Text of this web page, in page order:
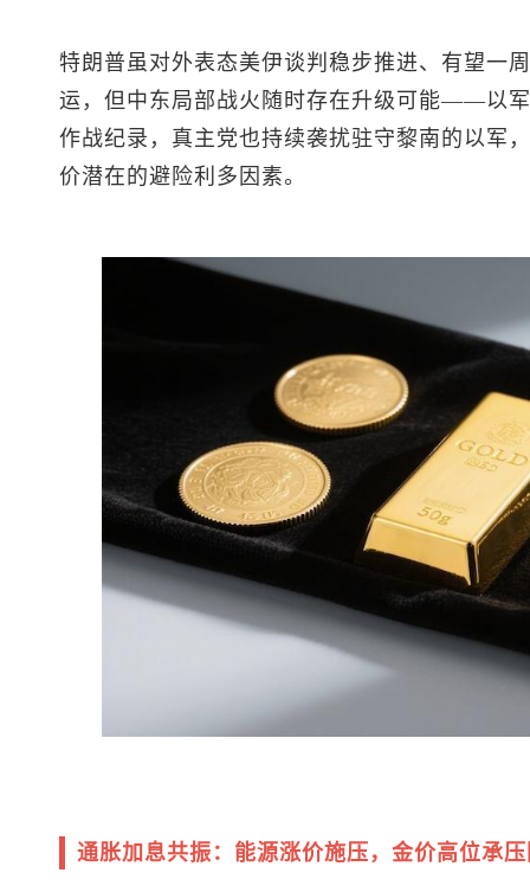
特朗普虽对外表态美伊谈判稳步推进、有望一
运，但中东局部战火随时存在升级可能——以
作战纪录，真主党也持续袭扰驻守黎南的以军
价潜在的避险利多因素。
通胀加息共振：能源涨价施压，金价高位承